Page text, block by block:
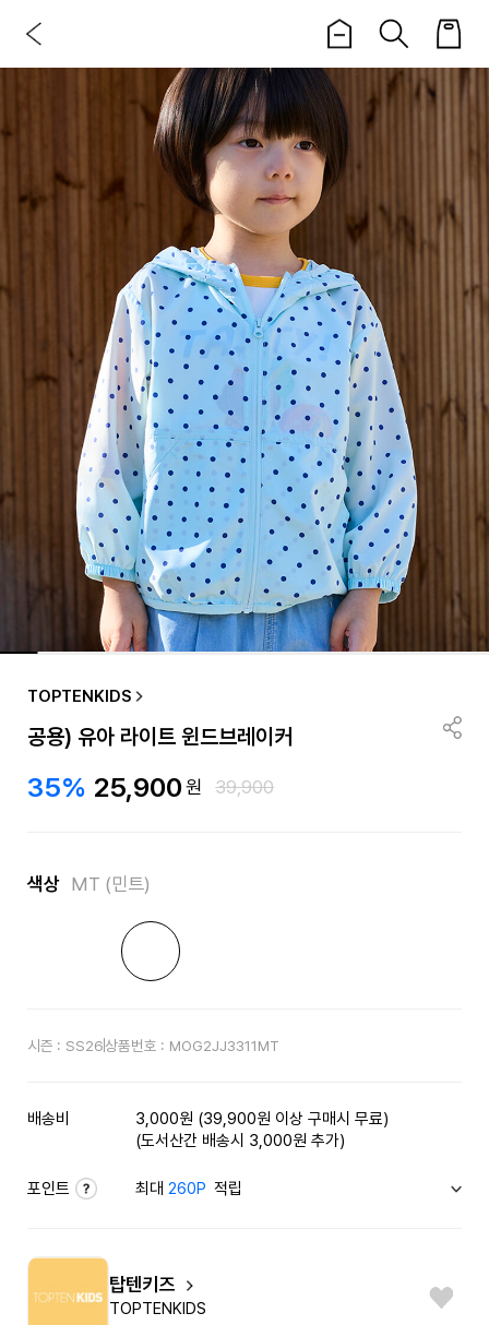
TOPTENKIDS
공용) 유아 라이트 윈드브레이커
35% 25,900원 39,900
색상 MT (민트)
시즌 : SS26상품번호 : MOG2JJ3311MT
배송비
3,000원 (39,900원 이상 구매시 무료)
(도서산간 배송시 3,000원 추가)
포인트 최대260P 적립
탑텐키즈
TOPTENKIDS